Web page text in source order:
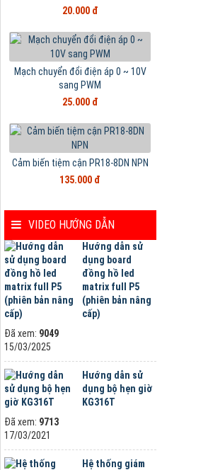
20.000 đ
Mạch chuyển đổi điện áp 0 ~ 10V
sang PWM
25.000 đ
Cảm biến tiệm cận PR18-8DN NPN
135.000 đ
VIDEO HƯỚNG DẪN
Hướng dẫn sử
dụng board
đồng hồ led
matrix full P5
(phiên bản nâng
cấp)
Đã xem: 9049
15/03/2025
Hướng dẫn sử
dụng bộ hẹn giờ
KG316T
Đã xem: 9713
17/03/2021
Hệ thống giám